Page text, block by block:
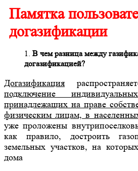
Памятка
догазификации
В чем разница между
догазификацией?
Догазификация
подключение
принадлежащих на праве
физическим лицам, в
уже проложены
как правило, достроить
земельных участков, на
дома